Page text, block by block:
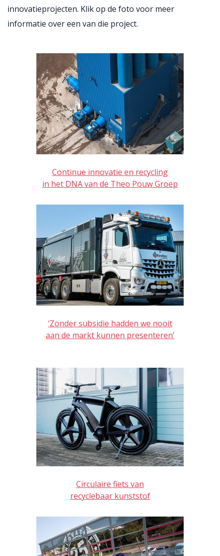
innovatieprojecten. Klik op de foto voor meer
informatie over een van die project.
Continue innovatie en recycling
in het DNA van de Theo Pouw Groep
‘Zonder subsidie hadden we nooit
aan de markt kunnen presenteren’
Circulaire fiets van
recyclebaar kunststof